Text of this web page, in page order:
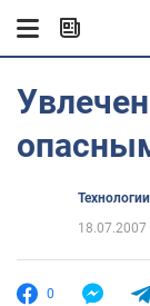
Технологии
18.07.2007
0